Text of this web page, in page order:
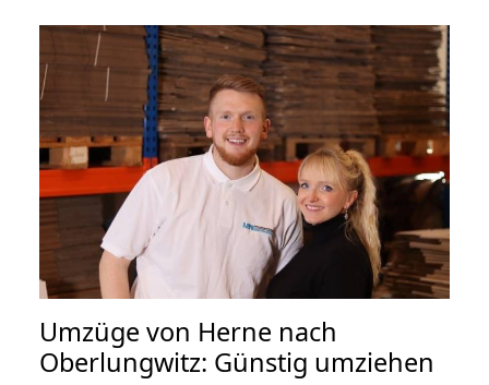
Umzüge von Herne nach
Oberlungwitz: Günstig umziehen